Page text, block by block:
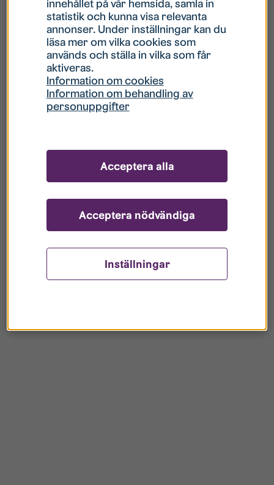
Hur gör jag om mitt konto är låst?
Hur gör jag när jag glömt mitt lösenord?
Vad innebär Gästkonto/Gästanvändare?
innehållet på vår hemsida, samla in
statistik och kunna visa relevanta
annonser. Under inställningar kan du
läsa mer om vilka cookies som
används och ställa in vilka som får
aktiveras.
Information om cookies
Information om behandling av
personuppgifter
Inställningar
Acceptera nödvändiga
Acceptera alla